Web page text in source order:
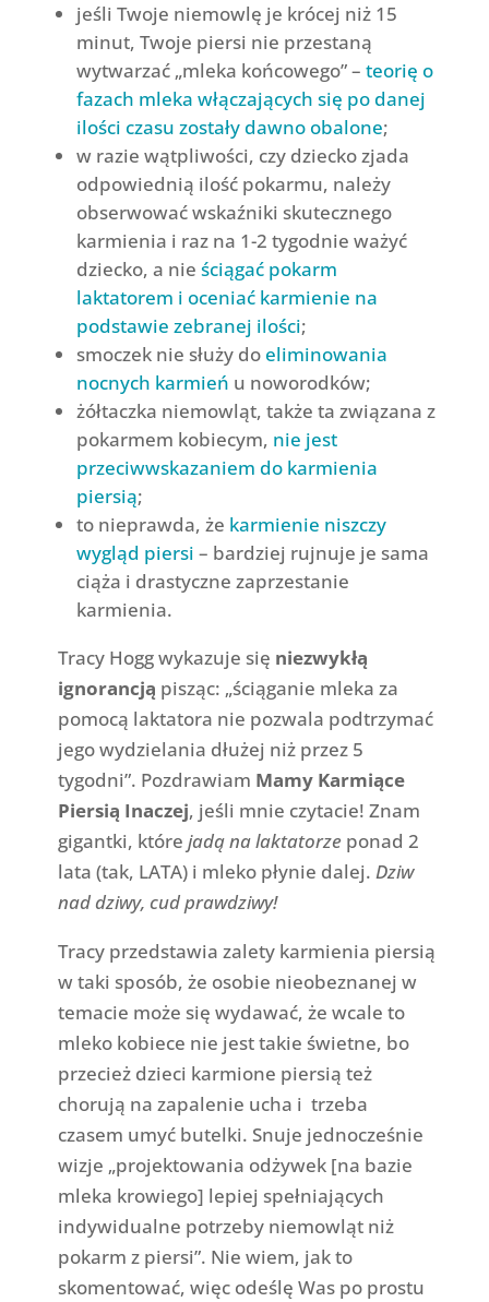
jeśli Twoje niemowlę je krócej niż 15
minut, Twoje piersi nie przestaną
wytwarzać „mleka końcowego” –teorię o
fazach mleka włączających się po danej
ilości czasu zostały dawno obalone;
w razie wątpliwości, czy dziecko zjada
odpowiednią ilość pokarmu, należy
obserwować wskaźniki skutecznego
karmienia i raz na 1-2 tygodnie ważyć
dziecko, a nieściągać pokarm
laktatorem i oceniać karmienie na
podstawie zebranej ilości;
smoczek nie służy do eliminowania
nocnych karmień u noworodków;
żółtaczka niemowląt, także ta związana z
pokarmem kobiecym, nie jest
przeciwwskazaniem do karmienia
piersią;
to nieprawda, że karmienie niszczy
wygląd piersi – bardziej rujnuje je sama
ciąża i drastyczne zaprzestanie
karmienia.
Tracy Hogg wykazuje się niezwykłą
ignorancją pisząc: „ściąganie mleka za
pomocą laktatora nie pozwala podtrzymać
jego wydzielania dłużej niż przez 5
tygodni”. Pozdrawiam Mamy Karmiące
Piersią Inaczej, jeśli mnie czytacie! Znam
gigantki, które jadą na laktatorze ponad 2
lata (tak, LATA) i mleko płynie dalej.Dziw
nad dziwy, cud prawdziwy!
Tracy przedstawia zalety karmienia piersią
w taki sposób, że osobie nieobeznanej w
temacie może się wydawać, że wcale to
mleko kobiece nie jest takie świetne, bo
przecież dzieci karmione piersią też
chorują na zapalenie ucha i trzeba
czasem umyć butelki. Snuje jednocześnie
wizje „projektowania odżywek [na bazie
mleka krowiego] lepiej spełniających
indywidualne potrzeby niemowląt niż
pokarm z piersi”. Nie wiem, jak to
skomentować, więc odeślę Was po prostu